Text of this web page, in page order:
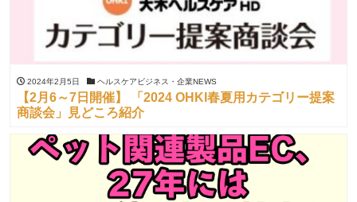
2024年2月5日 ヘルスケアビジネス・企業NEWS
【2月6～7日開催】 「2024 OHKI春夏用カテゴリー提案
商談会」見どころ紹介